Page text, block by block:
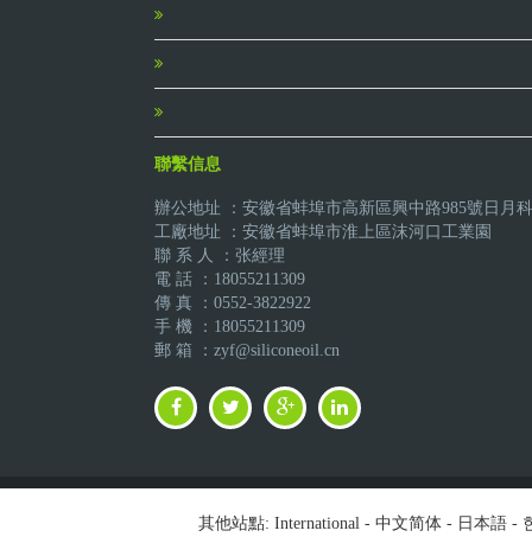
聯繫信息
辦公地址 ：安徽省蚌埠市高新區興中路985號日月
工廠地址 ：安徽省蚌埠市淮上區沫河口工業園
聯 系 人 ：张經理
電 話 ：18055211309
傳 真 ：0552-3822922
手 機 ：18055211309
郵 箱 ：zyf@siliconeoil.cn
其他站點: International- 中文简体- 日本語-